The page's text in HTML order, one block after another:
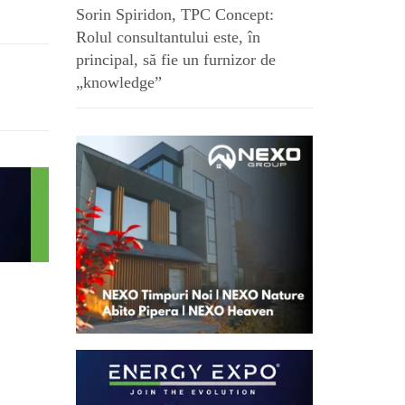
Sorin Spiridon, TPC Concept:
Rolul consultantului este, în
principal, să fie un furnizor de
„knowledge”